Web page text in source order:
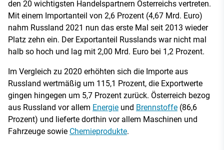
den 20 wichtigsten Handelspartnern Österreichs vertreten.
Mit einem Importanteil von 2,6 Prozent (4,67 Mrd. Euro)
nahm Russland 2021 nun das erste Mal seit 2013 wieder
Platz zehn ein. Der Exportanteil Russlands war nicht mal
halb so hoch und lag mit 2,00 Mrd. Euro bei 1,2 Prozent.
Im Vergleich zu 2020 erhöhten sich die Importe aus
Russland wertmäßig um 115,1 Prozent, die Exportwerte
gingen hingegen um 5,7 Prozent zurück. Österreich bezog
aus Russland vor allem Energie und Brennstoffe (86,6
Prozent) und lieferte dorthin vor allem Maschinen und
Fahrzeuge sowie Chemieprodukte.